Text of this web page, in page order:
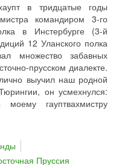
в тридцатые годы
командиром 3-го
в Инстербурге (3-й
12 Уланского полка
множество забавных
прусском диалекте.
выучил наш родной
он усмехнулся:
гауптвахмистру
Пруссия